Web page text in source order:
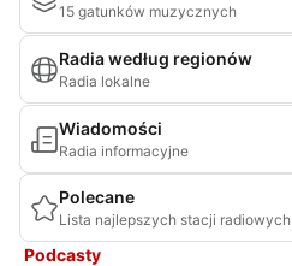
15 gatunków muzycznych
Radia według regionów
Radia lokalne
Wiadomości
Radia informacyjne
Polecane
Lista najlepszych stacji radiowych
Podcasty